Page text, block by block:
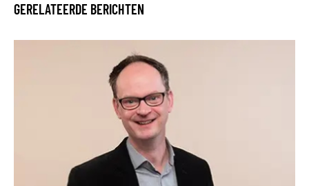
GERELATEERDE BERICHTEN